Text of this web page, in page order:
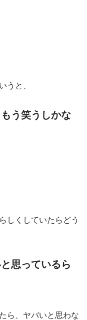
うと、
う笑うしかな
しくしていたらどう
思っているら
ら、ヤバいと思わな